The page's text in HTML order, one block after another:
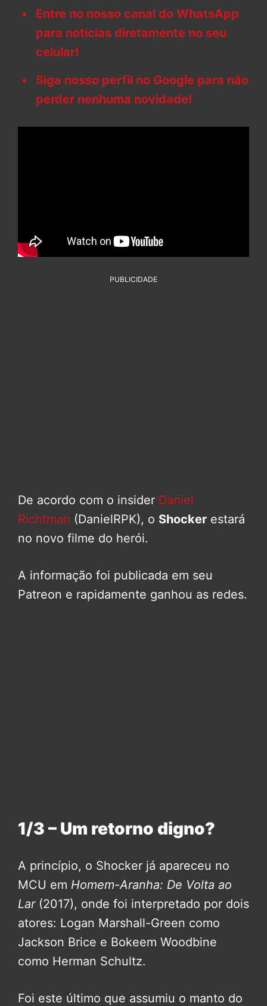
Entre no nosso canal do WhatsApp
para notícias diretamente no seu
celular!
Siga nosso perfil no Google para não
perder nenhuma novidade!
PUBLICIDADE
De acordo com o insider Daniel
Richtman (DanielRPK), o Shocker estará
no novo filme do herói.
A informação foi publicada em seu
Patreon e rapidamente ganhou as redes.
1/3 – Um retorno digno?
A princípio, o Shocker já apareceu no
MCU em Homem-Aranha: De Volta ao
Lar(2017), onde foi interpretado por dois
atores: Logan Marshall-Green como
Jackson Brice e Bokeem Woodbine
como Herman Schultz.
Foi este último que assumiu o manto do